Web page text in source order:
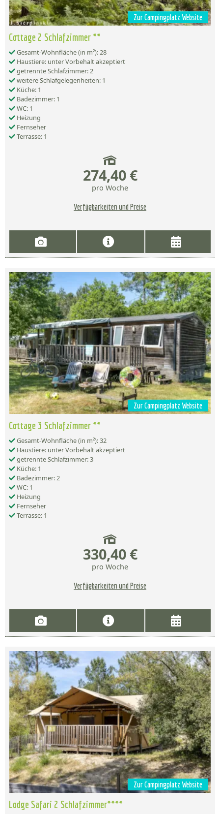
Zur Campingplatz Website
Cottage 2 Schlafzimmer **
Gesamt-Wohnfläche (in m²): 28
Haustiere: unter Vorbehalt akzeptiert
getrennte Schlafzimmer: 2
weitere Schlafgelegenheiten: 1
Küche: 1
Badezimmer: 1
WC: 1
Heizung
Fernseher
Terrasse: 1
274,40 €
pro Woche
Verfügbarkeiten und Preise
Zur Campingplatz Website
Cottage 3 Schlafzimmer **
Gesamt-Wohnfläche (in m²): 32
Haustiere: unter Vorbehalt akzeptiert
getrennte Schlafzimmer: 3
Küche: 1
Badezimmer: 2
WC: 1
Heizung
Fernseher
Terrasse: 1
330,40 €
pro Woche
Verfügbarkeiten und Preise
Zur Campingplatz Website
Lodge Safari 2 Schlafzimmer****